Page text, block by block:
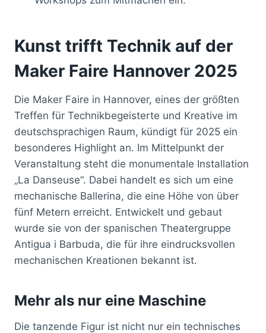
Kunst trifft Technik auf der
Maker Faire Hannover 2025
Die Maker Faire in Hannover, eines der größten
Treffen für Technikbegeisterte und Kreative im
deutschsprachigen Raum, kündigt für 2025 ein
besonderes Highlight an. Im Mittelpunkt der
Veranstaltung steht die monumentale Installation
„La Danseuse“. Dabei handelt es sich um eine
mechanische Ballerina, die eine Höhe von über
fünf Metern erreicht. Entwickelt und gebaut
wurde sie von der spanischen Theatergruppe
Antigua i Barbuda, die für ihre eindrucksvollen
mechanischen Kreationen bekannt ist.
Mehr als nur eine Maschine
Die tanzende Figur ist nicht nur ein technisches